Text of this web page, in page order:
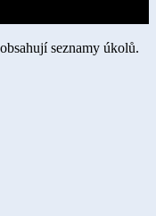
seznamy úkolů.